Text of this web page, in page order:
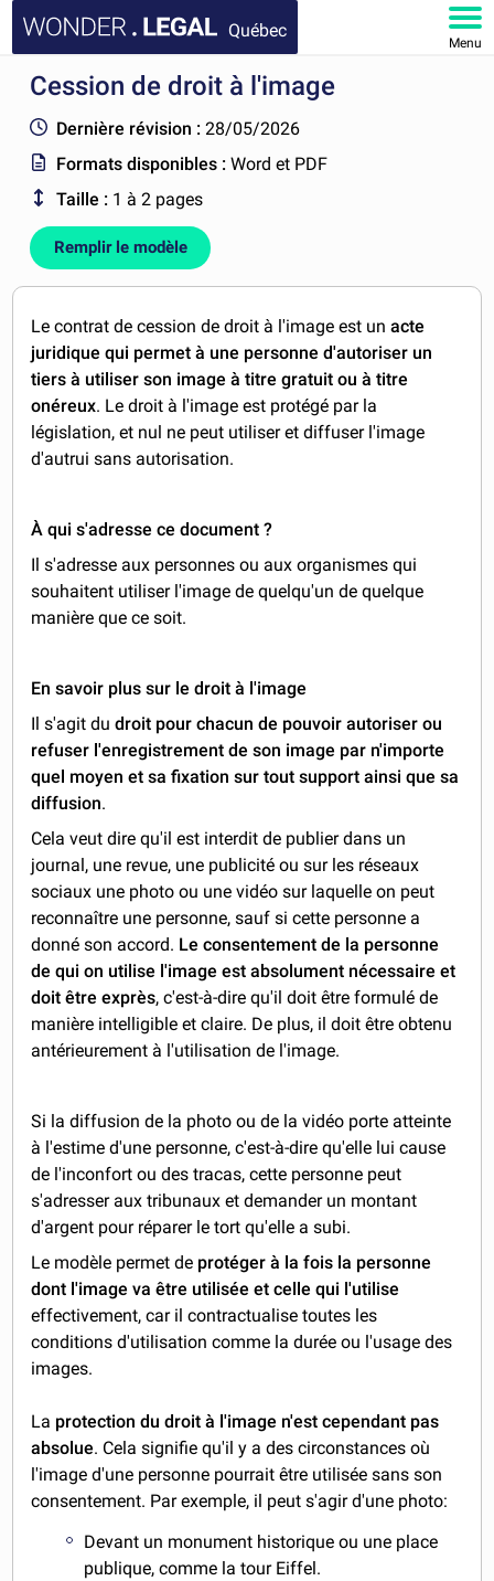
Québec
Menu
ACCUEIL
DOCUMENTS
FAQ
MON COMPTE
Cession de droit à l'image
Dernière révision : 28/05/2026
Formats disponibles :Word et PDF
Taille : 1 à 2 pages
Remplir le modèle
Le contrat de cession de droit à l'image est unacte
juridique qui permet à une personne d'autoriser un
tiers à utiliser son image à titre gratuit ou à titre
onéreux. Le droit à l'image est protégé par la
législation, et nul ne peut utiliser et diffuser l'image
d'autrui sans autorisation.
À qui s'adresse ce document ?
Il s'adresse aux personnes ou aux organismes qui
souhaitent utiliser l'image de quelqu'un de quelque
manière que ce soit.
En savoir plus sur le droit à l'image
Il s'agit dudroit pour chacun de pouvoir autoriser ou
refuser l'enregistrement de son image par n'importe
quel moyen et sa fixation sur tout support ainsi que sa
diffusion.
Cela veut dire qu'il est interdit de publier dans un
journal, une revue, une publicité ou sur les réseaux
sociaux une photo ou une vidéo sur laquelle on peut
reconnaître une personne, sauf si cette personne a
donné son accord. Le consentement de la personne
de qui on utilise l'image est absolument nécessaire et
doit être exprès, c'est-à-dire qu'il doit être formulé de
manière intelligible et claire. De plus, il doit être obtenu
antérieurement à l'utilisation de l'image.
Si la diffusion de la photo ou de la vidéo porte atteinte
à l'estime d'une personne, c'est-à-dire qu'elle lui cause
de l'inconfort ou des tracas, cette personne peut
s'adresser aux tribunaux et demander un montant
d'argent pour réparer le tort qu'elle a subi.
Le modèle permet de protéger à la fois la personne
dont l'image va être utilisée et celle qui l'utilise
effectivement, car il contractualise toutes les
conditions d'utilisation comme la durée ou l'usage des
images.
La protection du droit à l'image n'est cependant pas
absolue. Cela signifie qu'il y a des circonstances où
l'image d'une personne pourrait être utilisée sans son
consentement. Par exemple, il peut s'agir d'une photo:
Devant un monument historique ou une place
publique, comme la tour Eiffel.